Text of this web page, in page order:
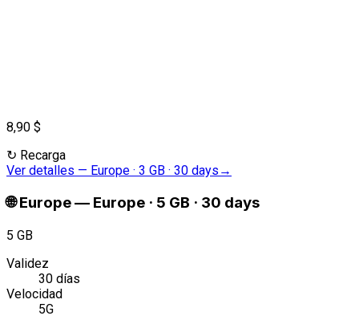
8,90 $
↻ Recarga
Ver detalles — Europe · 3 GB · 30 days →
🌐 Europe— Europe · 5 GB · 30 days
5 GB
Validez
30 días
Velocidad
5G